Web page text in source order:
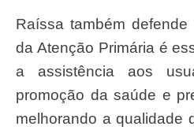
Raíssa também defende que o fortalecimento
da Atenção Primária é
a assistência aos
promoção da saúde e
melhorando a qualidade